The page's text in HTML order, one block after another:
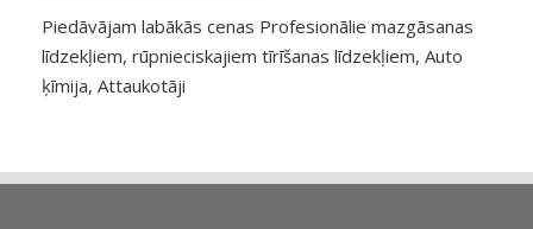
Piedāvājam labākās cenas Profesionālie mazgāsanas
līdzekļiem, rūpnieciskajiem tīrīšanas līdzekļiem, Auto
ķīmija, Attaukotāji